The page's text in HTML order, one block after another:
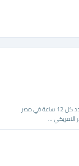
اسعار الذهب اليوم جدول بأسعار الذهب بتاريخ اليوم متجدد كل 12 ساعة في مصر
...